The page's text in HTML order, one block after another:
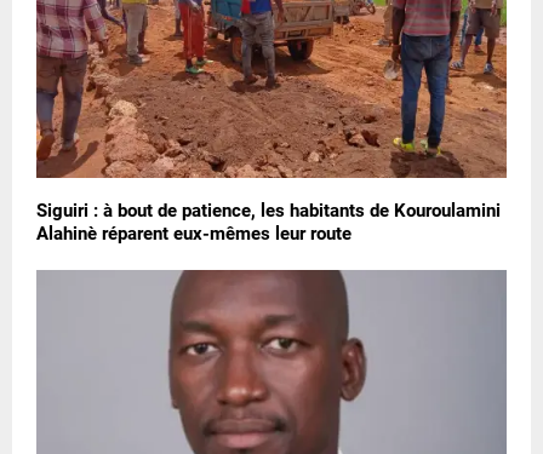
Siguiri : à bout de patience, les habitants de Kouroulamini
Alahinè réparent eux-mêmes leur route